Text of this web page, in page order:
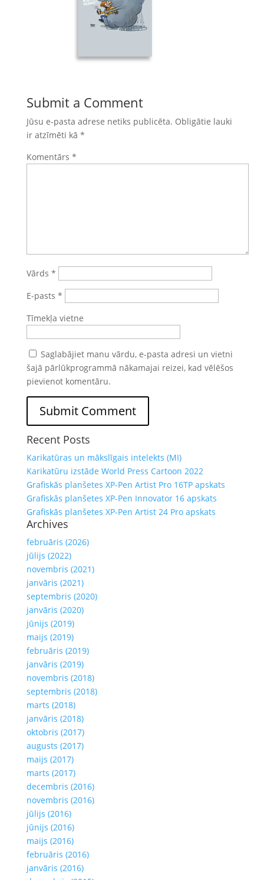
Submit a Comment
Jūsu e-pasta adrese netiks publicēta. Obligātie lauki
ir atzīmēti kā *
Komentārs *
Vārds *
E-pasts *
Tīmekļa vietne
Saglabājiet manu vārdu, e-pasta adresi un vietni
šajā pārlūkprogrammā nākamajai reizei, kad vēlēšos
pievienot komentāru.
Recent Posts
Karikatūras un mākslīgais intelekts (MI)
Karikatūru izstāde World Press Cartoon 2022
Grafiskās planšetes XP-Pen Artist Pro 16TP apskats
Grafiskās planšetes XP-Pen Innovator 16 apskats
Grafiskās planšetes XP-Pen Artist 24 Pro apskats
Archives
februāris (2026)
jūlijs (2022)
novembris (2021)
janvāris (2021)
septembris (2020)
janvāris (2020)
jūnijs (2019)
maijs (2019)
februāris (2019)
janvāris (2019)
novembris (2018)
septembris (2018)
marts (2018)
janvāris (2018)
oktobris (2017)
augusts (2017)
maijs (2017)
marts (2017)
decembris (2016)
novembris (2016)
jūlijs (2016)
jūnijs (2016)
maijs (2016)
februāris (2016)
janvāris (2016)